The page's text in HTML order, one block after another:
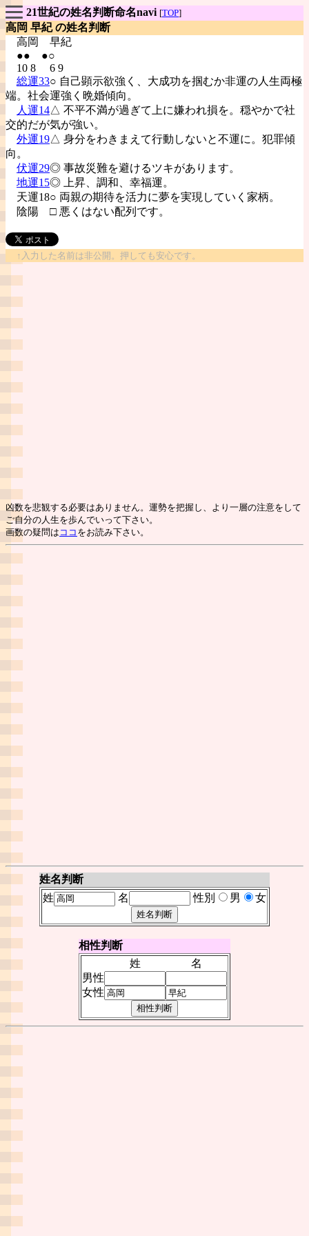
21世紀の姓名判断命名navi [TOP]
高岡 早紀 の姓名判断
高岡 早紀
●● ●○
10 8 6 9
総運33○ 自己顕示欲強く、大成功を掴むか非運の人生両極
端。社会運強く晩婚傾向。
人運14△ 不平不満が過ぎて上に嫌われ損を。穏やかで社
交的だが気が強い。
外運19△ 身分をわきまえて行動しないと不運に。犯罪傾
向。
伏運29◎ 事故災難を避けるツキがあります。
地運15◎ 上昇、調和、幸福運。
天運18○ 両親の期待を活力に夢を実現していく家柄。
陰陽 □ 悪くはない配列です。
↑入力した名前は非公開。押しても安心です。
凶数を悲観する必要はありません。運勢を把握し、より一層の注意をして
ご自分の人生を歩んでいって下さい。
画数の疑問は ココ をお読み下さい。
姓名判断
姓
名 性別 男 女
相性判断
姓
名
男性
女性